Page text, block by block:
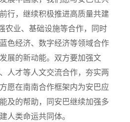
行，继续积极推进高质量共建
农业、基础设施等合作，同时
色经济、数字经济等领域合作
展的新动能。双方要加强文
人才等人文交流合作，夯实两
愿在南南合作框架内为安巴应
及的帮助，同安巴继续加强多
人类命运共同体。